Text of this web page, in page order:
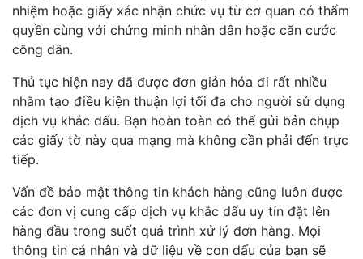
nhiệm hoặc giấy xác nhận chức vụ từ cơ quan có thẩm
quyền cùng với chứng minh nhân dân hoặc căn cước
công dân.
Thủ tục hiện nay đã được đơn giản hóa đi rất nhiều
nhằm tạo điều kiện thuận lợi tối đa cho người sử dụng
dịch vụ khắc dấu. Bạn hoàn toàn có thể gửi bản chụp
các giấy tờ này qua mạng mà không cần phải đến trực
tiếp.
Vấn đề bảo mật thông tin khách hàng cũng luôn được
các đơn vị cung cấp dịch vụ khắc dấu uy tín đặt lên
hàng đầu trong suốt quá trình xử lý đơn hàng. Mọi
thông tin cá nhân và dữ liệu về con dấu của bạn sẽ